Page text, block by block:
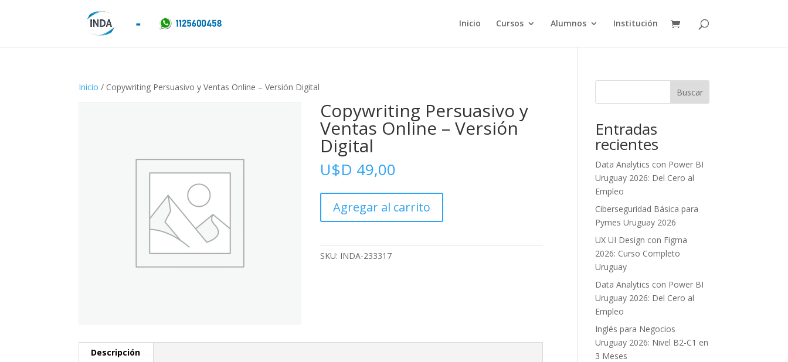
Inicio Cursos Alumnos Institución
Inicio / Copywriting Persuasivo y Ventas Online – Versión Digital
Copywriting Persuasivo y
Ventas Online – Versión
Digital
U$D 49,00
Persuasivo
y
Online
Agregar al carrito
SKU: INDA-233317
Descripción
Buscar
Entradas
recientes
Data Analytics con Power BI
Uruguay 2026: Del Cero al
Empleo
Ciberseguridad Básica para
Pymes Uruguay 2026
UX UI Design con Figma
2026: Curso Completo
Uruguay
Data Analytics con Power BI
Uruguay 2026: Del Cero al
Empleo
Inglés para Negocios
Uruguay 2026: Nivel B2-C1 en
3 Meses